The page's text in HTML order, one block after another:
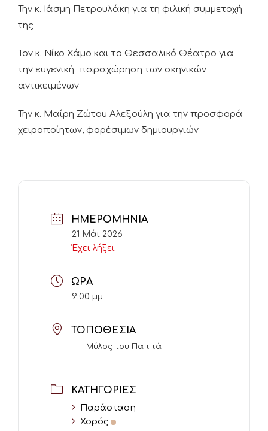
Την κ. Ιάσμη Πετρουλάκη για τη φιλική συμμετοχή
της
Τον κ. Νίκο Χάμο και το Θεσσαλικό Θέατρο για
την ευγενική παραχώρηση των σκηνικών
αντικειμένων
Την κ. Μαίρη Ζώτου Αλεξούλη για την προσφορά
χειροποίητων, φορέσιμων δημιουργιών
ΗΜΕΡΟΜΗΝΊΑ
21 Μάι 2026
Έχει λήξει
ΏΡΑ
9:00 μμ
ΤΟΠΟΘΕΣΊΑ
Μύλος του Παππά
ΚΑΤΗΓΟΡΊΕΣ
Παράσταση
Χορός